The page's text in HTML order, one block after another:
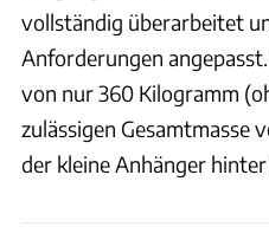
vollständig überarbeitet
Anforderungen
von nur 360 Kilogramm
zulässigen Gesamtmasse
der kleine Anhänger